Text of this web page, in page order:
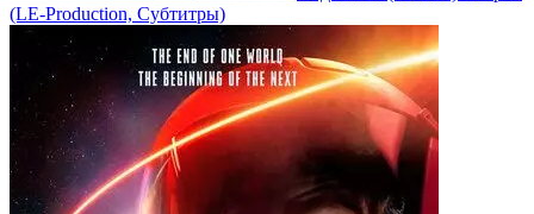
(LE-Production, Субтитры)